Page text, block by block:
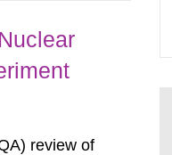
review of